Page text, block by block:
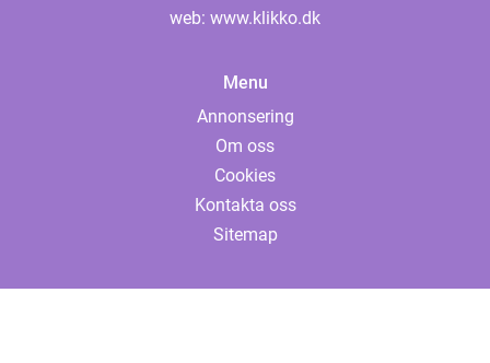
web: www.klikko.dk
Menu
Annonsering
Om oss
Cookies
Kontakta oss
Sitemap